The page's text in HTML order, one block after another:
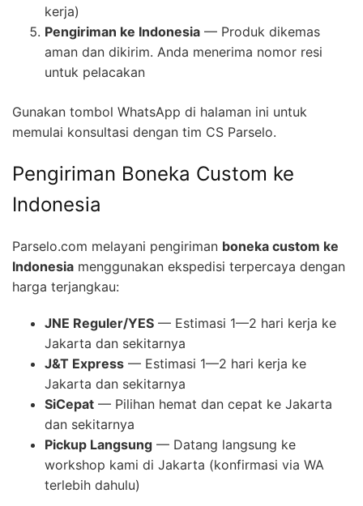
kerja)
Pengiriman ke Indonesia — Produk dikemas
aman dan dikirim. Anda menerima nomor resi
untuk pelacakan
Gunakan tombol WhatsApp di halaman ini untuk
memulai konsultasi dengan tim CS Parselo.
Pengiriman Boneka Custom ke
Indonesia
Parselo.com melayani pengiriman boneka custom ke
Indonesia menggunakan ekspedisi terpercaya dengan
harga terjangkau:
JNE Reguler/YES — Estimasi 1—2 hari kerja ke
Jakarta dan sekitarnya
J&T Express — Estimasi 1—2 hari kerja ke
Jakarta dan sekitarnya
SiCepat — Pilihan hemat dan cepat ke Jakarta
dan sekitarnya
Pickup Langsung — Datang langsung ke
workshop kami di Jakarta (konfirmasi via WA
terlebih dahulu)